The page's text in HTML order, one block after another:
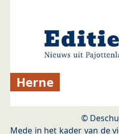
Herne
©
Mede in het kader van de